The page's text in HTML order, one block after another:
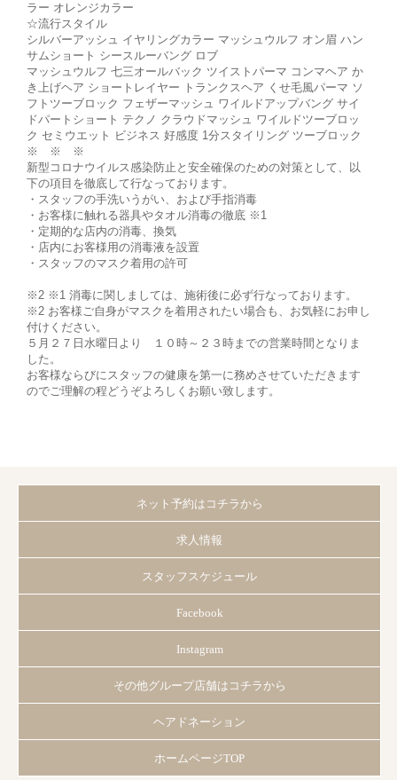
ラー オレンジカラー
☆流行スタイル
シルバーアッシュ イヤリングカラー マッシュウルフ オン眉 ハン
サムショート シースルーバング ロブ
マッシュウルフ 七三オールバック ツイストパーマ コンマヘア か
き上げヘア ショートレイヤー トランクスヘア くせ毛風パーマ ソ
フトツーブロック フェザーマッシュ ワイルドアップバング サイ
ドパートショート テクノ クラウドマッシュ ワイルドツーブロッ
ク セミウエット ビジネス 好感度 1分スタイリング ツーブロック
※ ※ ※
新型コロナウイルス感染防止と安全確保のための対策として、以
下の項目を徹底して行なっております。
・スタッフの手洗いうがい、および手指消毒
・お客様に触れる器具やタオル消毒の徹底 ※1
・定期的な店内の消毒、換気
・店内にお客様用の消毒液を設置
・スタッフのマスク着用の許可
※2 ※1 消毒に関しましては、施術後に必ず行なっております。
※2 お客様ご自身がマスクを着用されたい場合も、お気軽にお申し
付けください。
５月２７日水曜日より １０時～２３時までの営業時間となりま
した。
お客様ならびにスタッフの健康を第一に務めさせていただきます
のでご理解の程どうぞよろしくお願い致します。
ネット予約はコチラから
求人情報
スタッフスケジュール
Facebook
Instagram
その他グループ店舗はコチラから
ヘアドネーション
ホームページTOP